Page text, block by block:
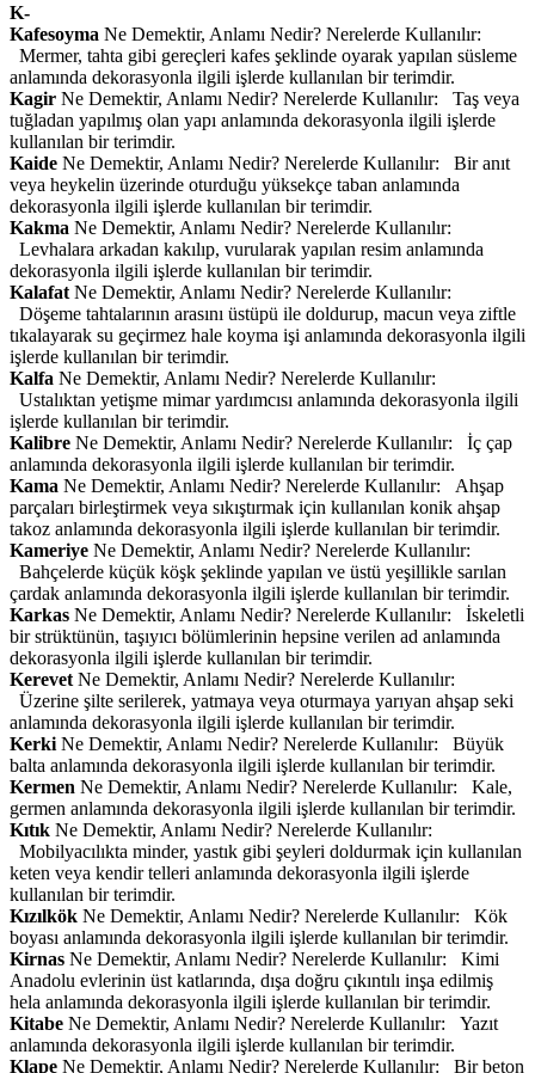
K-
Kafesoyma Ne Demektir, Anlamı Nedir? Nerelerde Kullanılır:
Mermer, tahta gibi gereçleri kafes şeklinde oyarak yapılan süsleme
anlamında dekorasyonla ilgili işlerde kullanılan bir terimdir.
Kagir Ne Demektir, Anlamı Nedir? Nerelerde Kullanılır: Taş veya
tuğladan yapılmış olan yapı anlamında dekorasyonla ilgili işlerde
kullanılan bir terimdir.
Kaide Ne Demektir, Anlamı Nedir? Nerelerde Kullanılır: Bir anıt
veya heykelin üzerinde oturduğu yüksekçe taban anlamında
dekorasyonla ilgili işlerde kullanılan bir terimdir.
Kakma Ne Demektir, Anlamı Nedir? Nerelerde Kullanılır:
Levhalara arkadan kakılıp, vurularak yapılan resim anlamında
dekorasyonla ilgili işlerde kullanılan bir terimdir.
Kalafat Ne Demektir, Anlamı Nedir? Nerelerde Kullanılır:
Döşeme tahtalarının arasını üstüpü ile doldurup, macun veya ziftle
tıkalayarak su geçirmez hale koyma işi anlamında dekorasyonla ilgili
işlerde kullanılan bir terimdir.
Kalfa Ne Demektir, Anlamı Nedir? Nerelerde Kullanılır:
Ustalıktan yetişme mimar yardımcısı anlamında dekorasyonla ilgili
işlerde kullanılan bir terimdir.
Kalibre Ne Demektir, Anlamı Nedir? Nerelerde Kullanılır: İç çap
anlamında dekorasyonla ilgili işlerde kullanılan bir terimdir.
Kama Ne Demektir, Anlamı Nedir? Nerelerde Kullanılır: Ahşap
parçaları birleştirmek veya sıkıştırmak için kullanılan konik ahşap
takoz anlamında dekorasyonla ilgili işlerde kullanılan bir terimdir.
Kameriye Ne Demektir, Anlamı Nedir? Nerelerde Kullanılır:
Bahçelerde küçük köşk şeklinde yapılan ve üstü yeşillikle sarılan
çardak anlamında dekorasyonla ilgili işlerde kullanılan bir terimdir.
Karkas Ne Demektir, Anlamı Nedir? Nerelerde Kullanılır: İskeletli
bir strüktünün, taşıyıcı bölümlerinin hepsine verilen ad anlamında
dekorasyonla ilgili işlerde kullanılan bir terimdir.
Kerevet Ne Demektir, Anlamı Nedir? Nerelerde Kullanılır:
Üzerine şilte serilerek, yatmaya veya oturmaya yarıyan ahşap seki
anlamında dekorasyonla ilgili işlerde kullanılan bir terimdir.
Kerki Ne Demektir, Anlamı Nedir? Nerelerde Kullanılır: Büyük
balta anlamında dekorasyonla ilgili işlerde kullanılan bir terimdir.
Kermen Ne Demektir, Anlamı Nedir? Nerelerde Kullanılır: Kale,
germen anlamında dekorasyonla ilgili işlerde kullanılan bir terimdir.
Kıtık Ne Demektir, Anlamı Nedir? Nerelerde Kullanılır:
Mobilyacılıkta minder, yastık gibi şeyleri doldurmak için kullanılan
keten veya kendir telleri anlamında dekorasyonla ilgili işlerde
kullanılan bir terimdir.
Kızılkök Ne Demektir, Anlamı Nedir? Nerelerde Kullanılır: Kök
boyası anlamında dekorasyonla ilgili işlerde kullanılan bir terimdir.
Kirnas Ne Demektir, Anlamı Nedir? Nerelerde Kullanılır: Kimi
Anadolu evlerinin üst katlarında, dışa doğru çıkıntılı inşa edilmiş
hela anlamında dekorasyonla ilgili işlerde kullanılan bir terimdir.
Kitabe Ne Demektir, Anlamı Nedir? Nerelerde Kullanılır: Yazıt
anlamında dekorasyonla ilgili işlerde kullanılan bir terimdir.
Klape Ne Demektir, Anlamı Nedir? Nerelerde Kullanılır: Bir beton